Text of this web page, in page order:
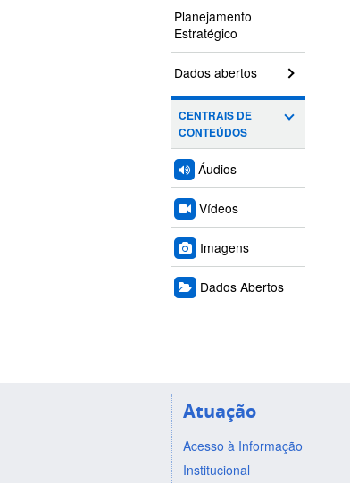
Planejamento
Estratégico
Dados abertos
CENTRAIS DE
CONTEÚDOS
Áudios
Vídeos
Imagens
Dados Abertos
Atuação
Acesso à Informação
Institucional